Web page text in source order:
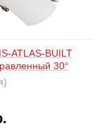
ATLAS-BUILT
30°